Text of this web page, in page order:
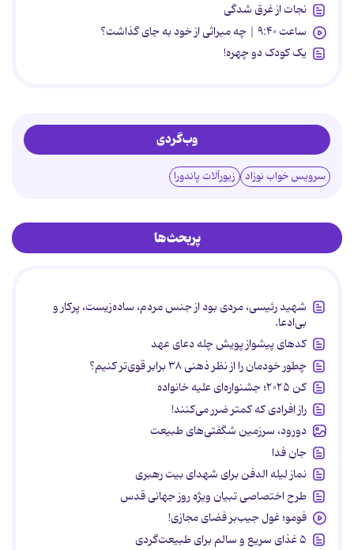
نجات از غرق شدگی
ساعت ۹:۴۰ | چه میراثی از خود به جای گذاشت؟
یک کودک دو چهره!
وب‌گردی
سرویس خواب نوزاد زیورآلات پاندورا
پربحث‌ها
شهید رئیسی، مردی بود از جنس مردم، ساده‌زیست، پرکار و
بی‌ادعا.
کدهای پیشواز پویش چله دعای عهد
چطور خودمان را از نظر ذهنی ۳۸ برابر قوی‌تر کنیم؟
کن ۲۰۲۵؛ جشنواره‌ای علیه خانواده
راز افرادی که کمتر ضرر می‌کنند!
دورود، سرزمین شگفتی‌های طبیعت
جان فدا
نماز لیله الدفن برای شهدای بیت رهبری
طرح اختصاصی تبیان ویژه روز جهانی قدس
فومو؛ غول جیب‌بر فضای مجازی!
۵ غذای سریع و سالم برای طبیعت‌گردی